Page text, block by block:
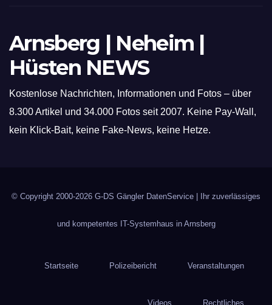
Arnsberg | Neheim |
Hüsten NEWS
Kostenlose Nachrichten, Informationen und Fotos – über
8.300 Artikel und 34.000 Fotos seit 2007. Keine Pay-Wall,
kein Klick-Bait, keine Fake-News, keine Hetze.
© Copyright 2000-2026 G-DS Gängler DatenService | Ihr zuverlässiges
und kompetentes IT-Systemhaus in Arnsberg
Startseite Polizeibericht Veranstaltungen
Videos Rechtliches